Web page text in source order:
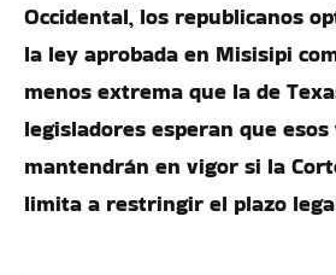
Occidental, los republicanos
la ley aprobada en Misisipi
menos extrema que la de
legisladores esperan que
mantendrán en vigor si la
limita a restringir el plazo